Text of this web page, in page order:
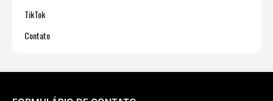
TikTok
Contato